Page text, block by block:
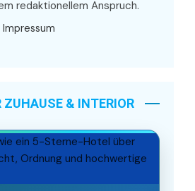
redaktionellem Anspruch.
Impressum
ZUHAUSE & INTERIOR